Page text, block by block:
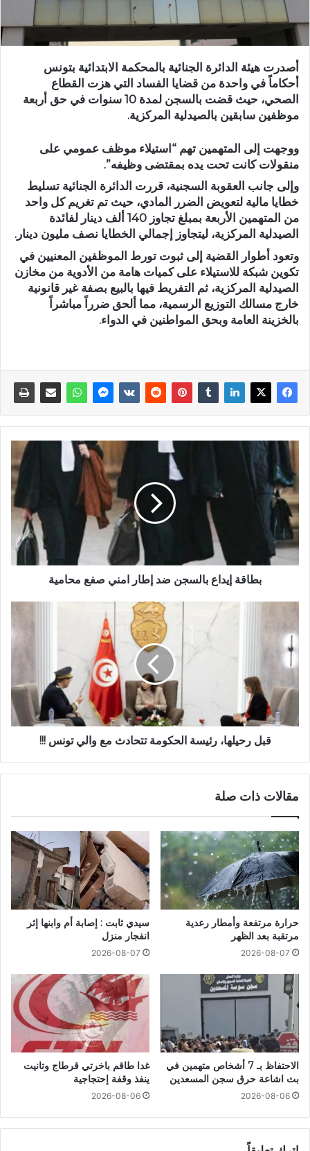
أصدرت هيئة الدائرة الجنائية بالمحكمة الابتدائية بتونس
أحكاماً في واحدة من قضايا الفساد التي هزت القطاع
الصحي، حيث قضت بالسجن لمدة 10 سنوات في حق أربعة
موظفين سابقين بالصيدلية المركزية.
ووجهت إلى المتهمين تهم “استيلاء موظف عمومي على
منقولات كانت تحت يده بمقتضى وظيفه”.
وإلى جانب العقوبة السجنية، قررت الدائرة الجنائية تسليط
خطايا مالية لتعويض الضرر المادي، حيث تم تغريم كل واحد
من المتهمين الأربعة بمبلغ تجاوز 140 ألف دينار لفائدة
الصيدلية المركزية، ليتجاوز إجمالي الخطايا نصف مليون دينار.
وتعود أطوار القضية إلى ثبوت تورط الموظفين المعنيين في
تكوين شبكة للاستيلاء على كميات هامة من الأدوية من مخازن
الصيدلية المركزية، ثم التفريط فيها بالبيع بصفة غير قانونية
خارج مسالك التوزيع الرسمية، مما ألحق ضرراً مباشراً
بالخزينة العامة وبحق المواطنين في الدواء.
بطاقة إيداع بالسجن ضد إطار امني صفع محامية
قبل رحيلها، رئيسة الحكومة تتحادث مع والي تونس !!!
مقالات ذات صلة
حرارة مرتفعة وأمطار رعدية
مرتقبة بعد الظهر
2026-08-07
سيدي ثابت : إصابة أم وابنها إثر
انفجار منزل
2026-08-07
الاحتفاظ بـ 7 أشخاص متهمين في
بث اشاعة حرق سجن المسعدين
2026-08-06
غدا طاقم باخرتي قرطاج وتانيت
ينفذ وقفة إحتجاجية
2026-08-06